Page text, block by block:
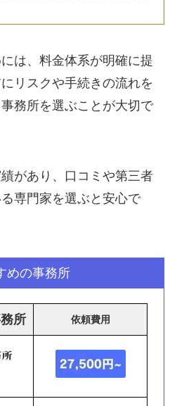
は、料金体系が明確に提
リスクや手続きの流れを
務所を選ぶことが大切で
があり、口コミや第三者
専門家を選ぶと安心で
めの事務所
所 依頼費用